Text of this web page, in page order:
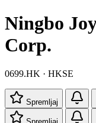
Ningbo
Corp.
0699.HK · HKSE
Spremljaj